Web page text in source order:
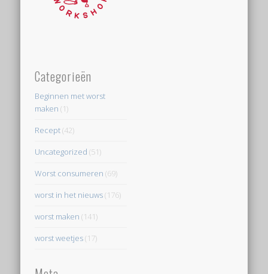
Categorieën
Beginnen met worst
maken (1)
Recept(42)
Uncategorized (51)
Worst consumeren (69)
worst in het nieuws(176)
worst maken (141)
worst weetjes(17)